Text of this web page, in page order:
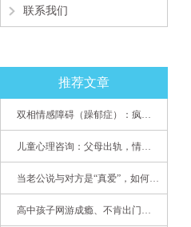
联系我们
推荐文章
双相情感障碍（躁郁症）：疯子如何走向天才
儿童心理咨询：父母出轨，情感混乱孩子内心的隐秘
当老公说与对方是“真爱”，如何挽救婚姻？(始篇)
高中孩子网游成瘾、不肯出门，家长该怎么办？